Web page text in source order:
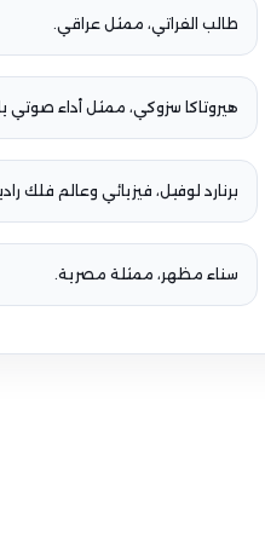
طالب الفراتي، ممثل عراقي.
هيروتاكا سزوكي، ممثل أداء صوتي
برنارد لوفيل، فيزيائي وعالم فلك
سناء مظهر، ممثلة مصرية.